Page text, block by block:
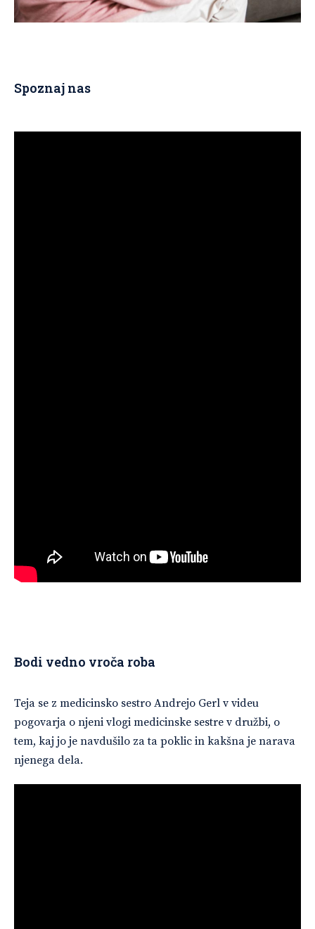
Spoznaj nas
Bodi vedno vroča roba
Teja se z medicinsko sestro Andrejo Gerl v videu
pogovarja o njeni vlogi medicinske sestre v družbi, o
tem, kaj jo je navdušilo za ta poklic in kakšna je narava
njenega dela.